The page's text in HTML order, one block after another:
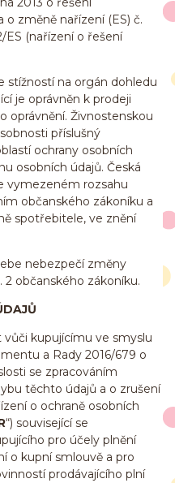
změně nařízení (ES) č.
(nařízení o řešení
stížností na orgán dohledu
je oprávněn k prodeji
oprávnění. Živnostenskou
příslušný
ochrany osobních
osobních údajů. Česká
vymezeném rozsahu
občanského zákoníku a
spotřebitele, ve znění
nebezpečí změny
2 občanského zákoníku.
kupujícímu ve smyslu
a Rady 2016/679 o
se zpracováním
těchto údajů a o zrušení
o ochraně osobních
“) související se
pro účely plnění
o kupní smlouvě a pro
prodávajícího plní